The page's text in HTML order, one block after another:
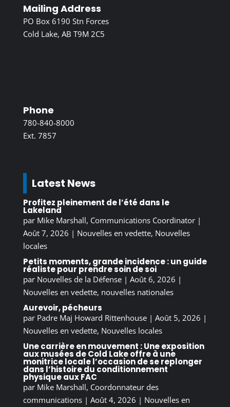
Mailing Address
PO Box 6190 Stn Forces
Cold Lake, AB T9M 2C5
Phone
780-840-8000
Ext. 7857
Latest News
Profitez pleinement de l’été dans le
Lakeland
par Mike Marshall, Communications Coordinator|
Août 7, 2026 | Nouvelles en vedette, Nouvelles
locales
Petits moments, grande incidence : un guide
réaliste pour prendre soin de soi
par Nouvelles de la Défense| Août 6, 2026 |
Nouvelles en vedette, nouvelles nationales
Aurevoir, pécheurs
par Padre Maj Howard Rittenhouse| Août 5, 2026 |
Nouvelles en vedette, Nouvelles locales
Une carrière en mouvement : Une exposition
aux musées de Cold Lake offre à une
monitrice locale l’occasion de se replonger
dans l’histoire du conditionnement
physique aux FAC
par Mike Marshall, Coordonnateur des
communications| Août 4, 2026 | Nouvelles en